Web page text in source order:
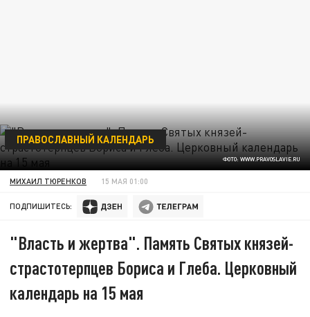
ФОТО: WWW.PRAVOSLAVIE.RU
ПРАВОСЛАВНЫЙ КАЛЕНДАРЬ
МИХАИЛ ТЮРЕНКОВ 15 МАЯ 01:00
ПОДПИШИТЕСЬ:
"Власть и жертва". Память Святых князей-
страстотерпцев Бориса и Глеба. Церковный
календарь на 15 мая